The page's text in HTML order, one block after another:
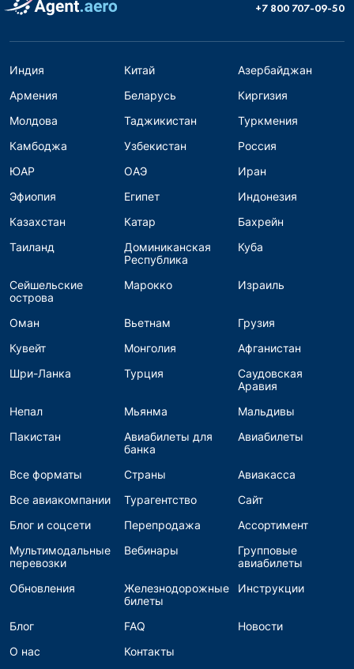
+7 800 707-09-50
Индия Китай
Азербайджан
Армения
Беларусь
Киргизия
Молдова
Таджикистан
Туркмения
Камбоджа
Узбекистан
Россия
ЮАР
ОАЭ
Иран
Эфиопия
Египет
Индонезия
Казахстан
Катар
Бахрейн
Таиланд
Доминиканская
Республика
Куба
Сейшельские
острова
Марокко Израиль
Оман Вьетнам
Грузия
Кувейт
Монголия
Афганистан
Шри-Ланка
Турция
Саудовская
Аравия
Непал
Мьянма
Мальдивы
Пакистан
Авиабилеты для
банка
Авиабилеты
Все форматы Страны
Авиакасса
Все авиакомпании
Турагентство
Сайт
Блог и соцсети
Перепродажа
Ассортимент
Мультимодальные
перевозки
Вебинары
Групповые
авиабилеты
Обновления
Железнодорожные
билеты
Инструкции
Блог FAQ
Новости
О нас
Контакты